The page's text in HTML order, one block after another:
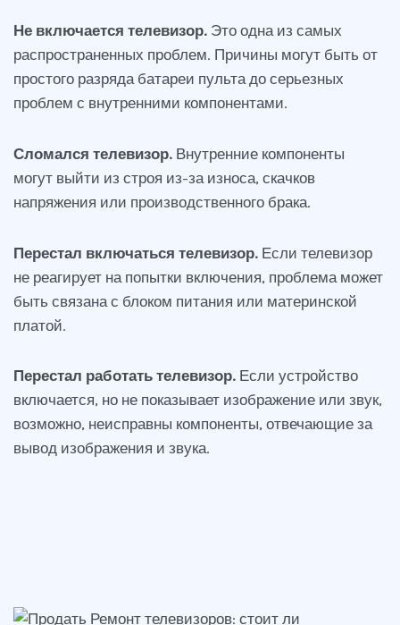
Не включается телевизор. Это одна из самых
распространенных проблем. Причины могут быть от
простого разряда батареи пульта до серьезных
проблем с внутренними компонентами.
Сломался телевизор. Внутренние компоненты
могут выйти из строя из-за износа, скачков
напряжения или производственного брака.
Перестал включаться телевизор. Если телевизор
не реагирует на попытки включения, проблема может
быть связана с блоком питания или материнской
платой.
Перестал работать телевизор. Если устройство
включается, но не показывает изображение или звук,
возможно, неисправны компоненты, отвечающие за
вывод изображения и звука.